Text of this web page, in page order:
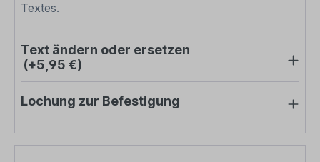
Textes.
Text ändern oder ersetzen
(+5,95 €)
Lochung zur Befestigung